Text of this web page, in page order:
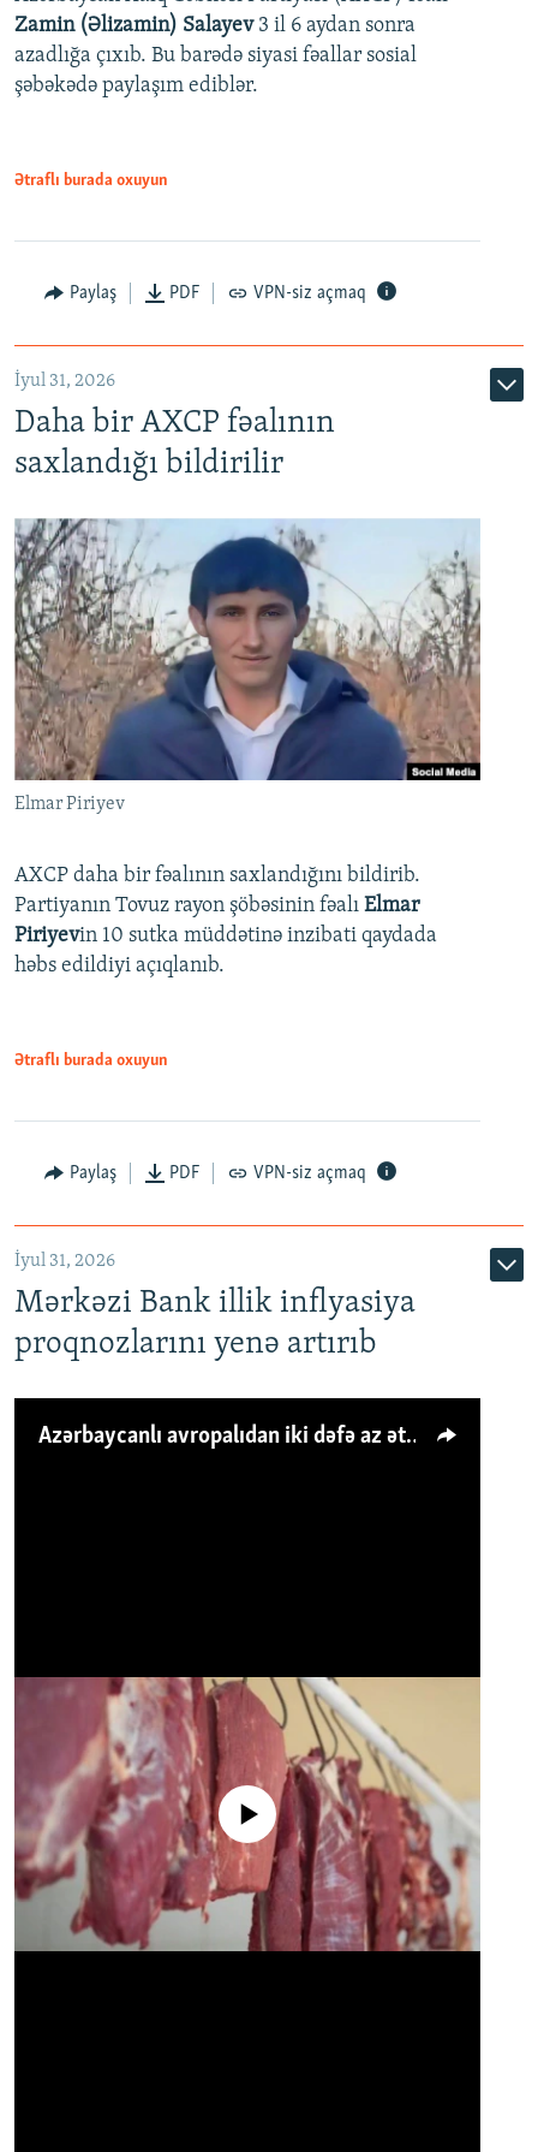
Zamin (Əlizamin) Salayev 3 il 6 aydan sonra
azadlığa çıxıb. Bu barədə siyasi fəallar sosial
şəbəkədə paylaşım ediblər.
Ətraflı burada oxuyun
Paylaş PDF VPN-siz açmaq
İyul 31, 2026
Daha bir AXCP fəalının
saxlandığı bildirilir
Elmar Piriyev
AXCP daha bir fəalının saxlandığını bildirib.
Partiyanın Tovuz rayon şöbəsinin fəalı Elmar
Piriyevin 10 sutka müddətinə inzibati qaydada
həbs edildiyi açıqlanıb.
Ətraflı burada oxuyun
Paylaş PDF VPN-siz açmaq
İyul 31, 2026
Mərkəzi Bank illik inflyasiya
proqnozlarını yenə artırıb
Azərbaycanlı avropalıdan iki dəfə az ət yeyir, amma... 'Qiymət artımı qaçılmazdır'
No media source currently available